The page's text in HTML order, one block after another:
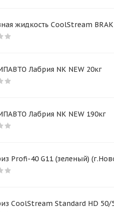
жидкость CoolStream
Лабрия NK NEW 20кг
Лабрия NK NEW 190кг
Profi-40 G11 (зеленый)
CoolStream Standard HD 50/